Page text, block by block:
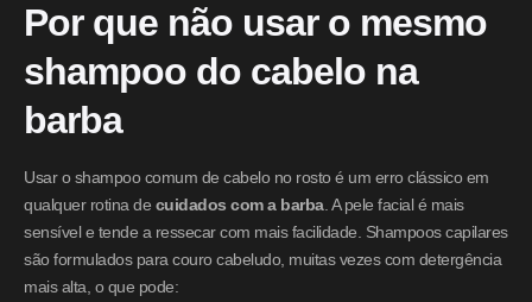
Por que não usar o mesmo
shampoo do cabelo na
barba
Usar o shampoo comum de cabelo no rosto é um erro clássico em
qualquer rotina de cuidados com a barba. A pele facial é mais
sensível e tende a ressecar com mais facilidade. Shampoos capilares
são formulados para couro cabeludo, muitas vezes com detergência
mais alta, o que pode: